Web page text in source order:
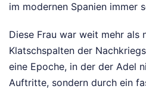
im modernen Spanien immer
Diese Frau war weit mehr als
Klatschspalten der
eine Epoche, in der der Adel
Auftritte, sondern durch ein